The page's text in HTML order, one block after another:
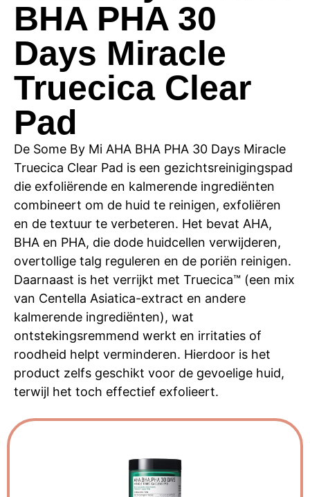
BHA PHA 30
Days Miracle
Truecica Clear
Pad
De Some By Mi AHA BHA PHA 30 Days Miracle
Truecica Clear Pad is een gezichtsreinigingspad
die exfoliërende en kalmerende ingrediënten
combineert om de huid te reinigen, exfoliëren
en de textuur te verbeteren. Het bevat AHA,
BHA en PHA, die dode huidcellen verwijderen,
overtollige talg reguleren en de poriën reinigen.
Daarnaast is het verrijkt met Truecica™ (een mix
van Centella Asiatica-extract en andere
kalmerende ingrediënten), wat
ontstekingsremmend werkt en irritaties of
roodheid helpt verminderen. Hierdoor is het
product zelfs geschikt voor de gevoelige huid,
terwijl het toch effectief exfolieert.